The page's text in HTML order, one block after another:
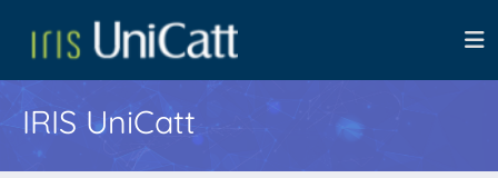
IRIS UniCatt